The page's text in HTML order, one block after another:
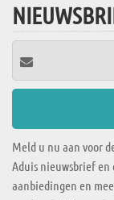
Meld u nu aan voor
Aduis nieuwsbrief
aanbiedingen en